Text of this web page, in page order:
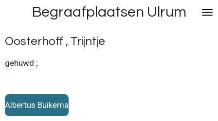
naar
de
hoofdinhoud
Begraafplaatsen Ulrum
Oosterhoff , Trijntje
gehuwd ;
Albertus Buikema